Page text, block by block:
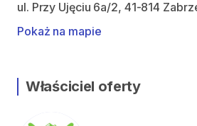
ul. Przy Ujęciu 6a/2, 41-814
Pokaż na mapie
Właściciel oferty